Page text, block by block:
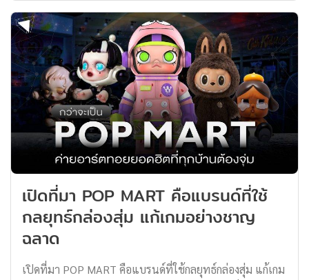
กลุ่มเป้าหมายได้แล้ว […]
ด้วย วันนี้ Thomas Thailand พามาจับตาวงการ T-POP ที่
กลับมาเป็นที่สนใจในปัจจุบันกันว่าจะเป็นยุคทองของ
อุตสาหกรรมวงการเพลงไทยได้ยาว ๆ หรือแค่ชั่วคราว
เหมือนที่เคยผ่านมา T-POP คืออะไร T-POP หรือ Thai Pop
ยังคงไม่แน่ชัดว่าแท้จริงแล้วนิยามของ T-POP นั้นคือเพลง
ประเภทใด แต่ส่วนใหญ่ที่เราจะได้ยินอย่างคุ้นหูกันก็คงจะ
นึกถึงคำว่า ‘เพลงป๊อปไทย’ ที่มีความหลากหลายและได้รับ
อิทธิพลมาจากดนตรีป๊อปสากลโดยผสมผสานเอกลักษณ์
ความเป็นชาวไทยของเราเข้าไปด้วย เรียกได้ว่าเป็นส่วนหนึ่ง
ของอุตสาหกรรมดนตรีเพลงไทยที่ช่วยผลักดันให้ T-POP
เติบโตและเป็นที่น่าจับตามองอย่างรวดเร็วในช่วงไม่กี่ปีที่
ผ่านมา นอกจากได้รับความนิยมจากแฟนเพลงใน
ประเทศไทยแล้ว ยังเริ่มเป็นที่รู้จักในระดับสากลผ่าน
พัฒนาของ T-POP […]
เปิดที่มา POP MART คือแบรนด์ที่ใช้
กลยุทธ์กล่องสุ่ม แก้เกมอย่างชาญ
ฉลาด
เปิดที่มา POP MART คือแบรนด์ที่ใช้กลยุทธ์กล่องสุ่ม แก้เกม